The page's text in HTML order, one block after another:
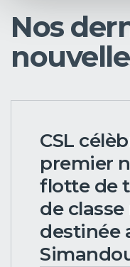
Nos
CSL
premier
flotte de
de
destinée